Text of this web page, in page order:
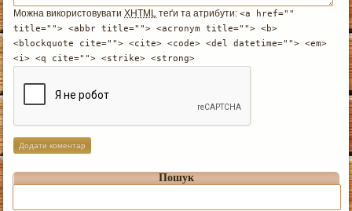
Можна використовуватиXHTML теґи та атрибути:<a href=""
title=""> <abbr title=""> <acronym title=""> <b>
<blockquote cite=""> <cite> <code> <del datetime=""> <em>
<i> <q cite=""> <strike> <strong>
Пошук